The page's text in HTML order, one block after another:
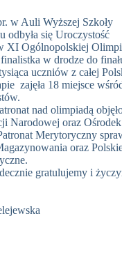
Auli Wyższej Szkoły
odbyła się Uroczystość
XI Ogólnopolskiej
w drodze do
uczniów z całej
zajęła 18 miejsce
nad olimpiadą
Narodowej oraz Ośrodek
Merytoryczny
oraz
gratulujemy i